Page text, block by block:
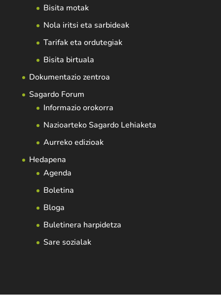
Bisita motak
Nola iritsi eta sarbideak
Tarifak eta ordutegiak
Bisita birtuala
Dokumentazio zentroa
Sagardo Forum
Informazio orokorra
Nazioarteko Sagardo Lehiaketa
Aurreko edizioak
Hedapena
Agenda
Boletina
Bloga
Buletinera harpidetza
Sare sozialak